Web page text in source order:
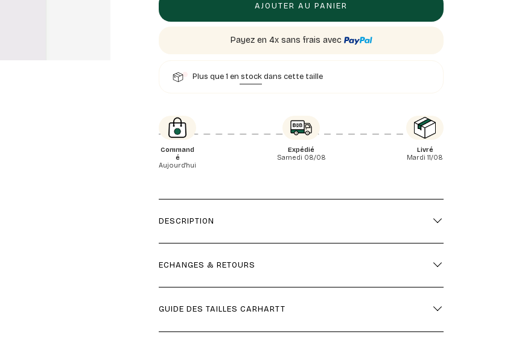
AJOUTER AU PANIER
Payez en 4x sans frais avec
Plus que 1 en stockdans cette taille
Command
é
Aujourd'hui
Expédié
Samedi 08/08
Livré
Mardi 11/08
DESCRIPTION
ECHANGES & RETOURS
GUIDE DES TAILLES CARHARTT